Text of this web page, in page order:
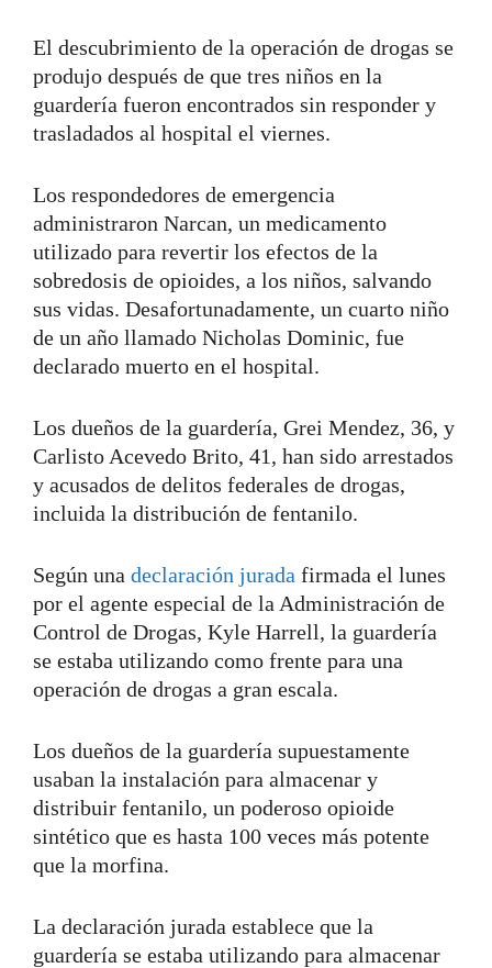
El descubrimiento de la operación de drogas se
produjo después de que tres niños en la
guardería fueron encontrados sin responder y
trasladados al hospital el viernes.
Los respondedores de emergencia
administraron Narcan, un medicamento
utilizado para revertir los efectos de la
sobredosis de opioides, a los niños, salvando
sus vidas. Desafortunadamente, un cuarto niño
de un año llamado Nicholas Dominic, fue
declarado muerto en el hospital.
Los dueños de la guardería, Grei Mendez, 36, y
Carlisto Acevedo Brito, 41, han sido arrestados
y acusados de delitos federales de drogas,
incluida la distribución de fentanilo.
Según una declaración jurada firmada el lunes
por el agente especial de la Administración de
Control de Drogas, Kyle Harrell, la guardería
se estaba utilizando como frente para una
operación de drogas a gran escala.
Los dueños de la guardería supuestamente
usaban la instalación para almacenar y
distribuir fentanilo, un poderoso opioide
sintético que es hasta 100 veces más potente
que la morfina.
La declaración jurada establece que la
guardería se estaba utilizando para almacenar